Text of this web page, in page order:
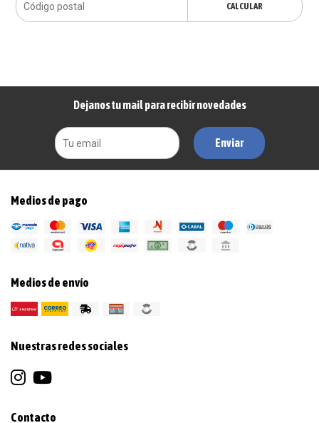
CALCULAR
Dejanos tu mail para recibir novedades
Enviar
Medios de pago
Medios de envío
Nuestras redes sociales
Contacto